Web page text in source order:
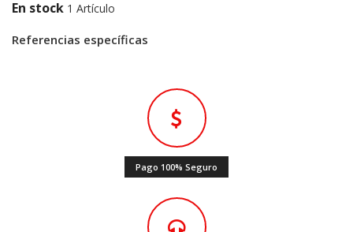
En stock 1 Artículo
Referencias específicas
Pago 100% Seguro